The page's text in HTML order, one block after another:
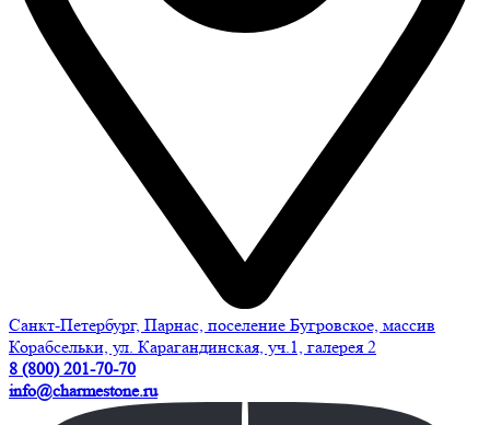
Санкт-Петербург, Парнас, поселение Бугровское, массив
Корабсельки, ул. Карагандинская, уч.1, галерея 2
8 (800) 201-70-70
info@charmestone.ru